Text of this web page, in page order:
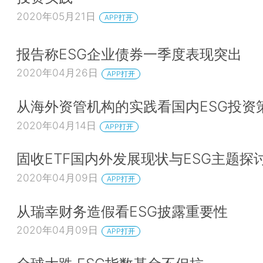
2020年05月21日 APP打开
报告称ESG企业债券一季度表现突出
2020年04月26日 APP打开
从海外资管机构的实践看国内ESG投资
2020年04月14日 APP打开
固收ETF国内外发展现状与ESG主题探
2020年04月09日 APP打开
从瑞幸财务造假看ESG披露重要性
2020年04月09日 APP打开